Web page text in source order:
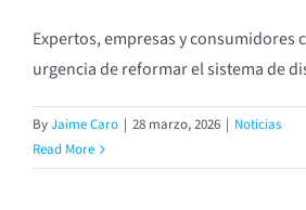
Expertos, empresas y consumidores
urgencia de reformar el sistema de
ByJaime Caro | 28 marzo, 2026 | Noticias
Read More